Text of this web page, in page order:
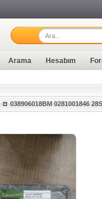
Arama Hesabım
038906018BM 0281001846